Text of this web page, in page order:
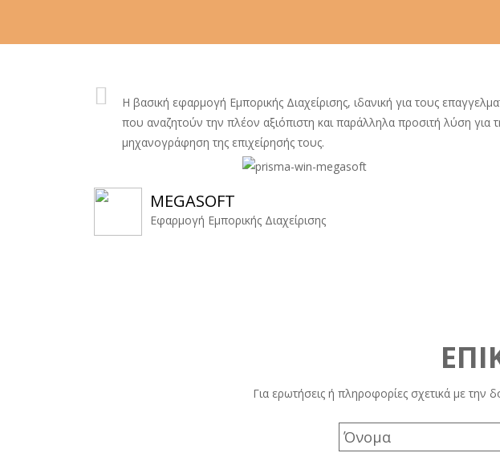
Η βασική εφαρμογή Εμπορικής Διαχείρισης, ιδανική για τους
που αναζητούν την πλέον αξιόπιστη και παράλληλα προσιτή λύση για
μηχανογράφηση της επιχείρησής τους.
MEGASOFT
Eφαρμογή Εμπορικής Διαχείρισης
Για ερωτήσεις ή πληροφορίες σχετικά με